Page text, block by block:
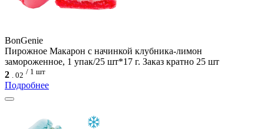
BonGenie
Пирожное Макарон с начинкой клубника-лимон
замороженное, 1 упак/25 шт*17 г. Заказ кратно 25 шт
2 . 02 / 1 шт
Подробнее